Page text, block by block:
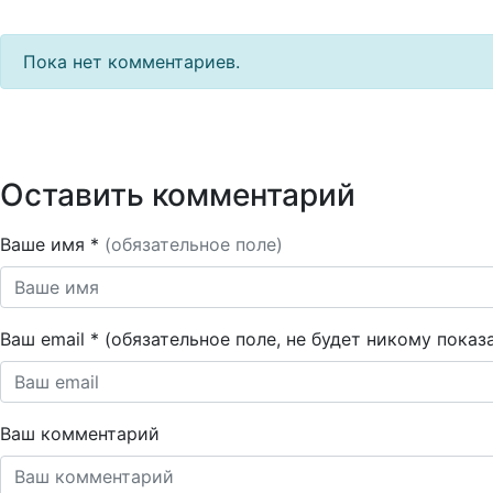
Пока нет комментариев.
Оставить комментарий
Ваше имя * (обязательное поле)
Ваш email * (обязательное поле, не будет никому
Ваш комментарий